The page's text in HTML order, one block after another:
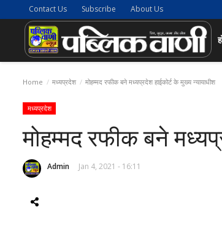
Contact Us Subscribe About Us
Home मध्यप्रदेश मोहम्मद रफीक बने मध्यप्रदेश हाईकोर्ट के मुख्य न्यायाधीश
मध्यप्रदेश
मोहम्मद रफीक बने
Admin Jan 4, 2021 - 16:11